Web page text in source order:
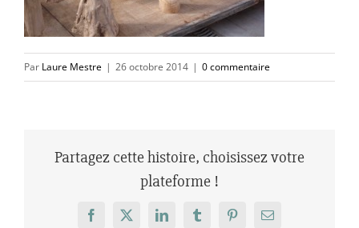
Par Laure Mestre | 26 octobre 2014 | 0 commentaire
Partagez cette histoire, choisissez votre
plateforme !
Facebook
X LinkedInTumblrPinterestEmail